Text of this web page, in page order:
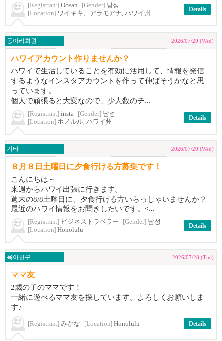
[Registrant] Ocean [Gender] 남성
[Location] ワイキキ、アラモアナ, ハワイ州
Details
동아리회원 2026/07/29 (Wed)
ハワイアカウント作りませんか？
ハワイで生活していることを有効に活用して、情報を発信
するようなインスタアカウントを作って伸ばそうかなと思
っています。
個人で頑張ると大変なので、少人数のチ...
[Registrant] insta [Gender] 남성
[Location] ホノルル, ハワイ州
Details
기타 2026/07/29 (Wed)
８月８日土曜日に夕食行ける方募集です！
こんにちは～
来週からハワイ出張に行きます。
週末の8/8土曜日に、夕食行ける方いらっしゃいませんか？
最近のハワイ情報をお聞きしたいです。<...
[Registrant] ビジネストラベラー [Gender] 남성
[Location] Honolulu
Details
육아친구 2026/07/28 (Tue)
ママ友
2歳の子のママです！
一緒に遊べるママ友を探しています。よろしくお願いしま
す♪
[Registrant] みかな [Location] Honolulu Details